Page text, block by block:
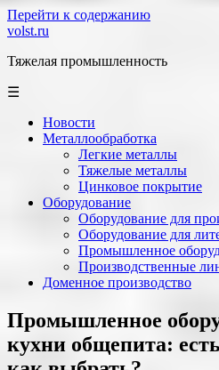
Перейти к содержанию
volst.ru
Тяжелая промышленность
☰
Новости
Металлообработка
Легкие металлы
Тяжелые металлы
Цинковое покрытие
Оборудование
Оборудование для
Оборудование для
Промышленное
Производственные
Доменное производство
Промышленное
кухни общепита: